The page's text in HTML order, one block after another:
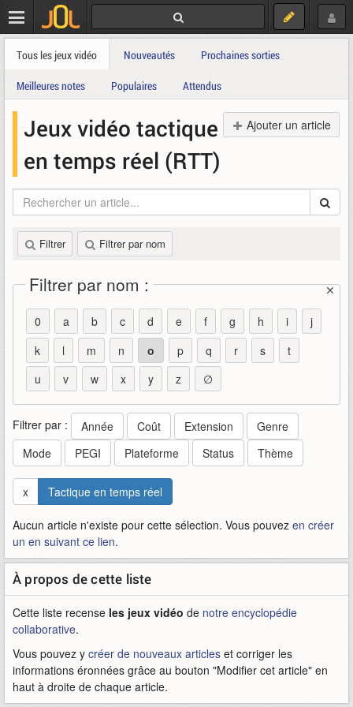
Tous les jeux vidéo Nouveautés Prochaines sorties
Meilleures notes Populaires Attendus
Ajouter un article
Jeux vidéo tactique
en temps réel (RTT)
Filtrer Filtrer par nom
Filtrer par nom :
0 a b c d e f g h i
j
k
l m n o p q r s
t
u
v w x y z ∅
Filtrer par : Année Coût Extension
Genre
Mode
PEGI Plateforme Status Thème
x Tactique en temps réel
Aucun article n'existe pour cette sélection. Vous pouvez en créer
un en suivant ce lien.
À propos de cette liste
Cette liste recense les jeux vidéo de notre encyclopédie
collaborative.
Vous pouvez y créer de nouveaux articles et corriger les
informations éronnées grâce au bouton "Modifier cet article" en
haut à droite de chaque article.